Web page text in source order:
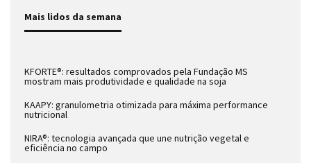
Mais lidos da semana
KFORTE®: resultados comprovados pela Fundação MS
mostram mais produtividade e qualidade na soja
KAAPY: granulometria otimizada para máxima performance
nutricional
NIRA®: tecnologia avançada que une nutrição vegetal e
eficiência no campo